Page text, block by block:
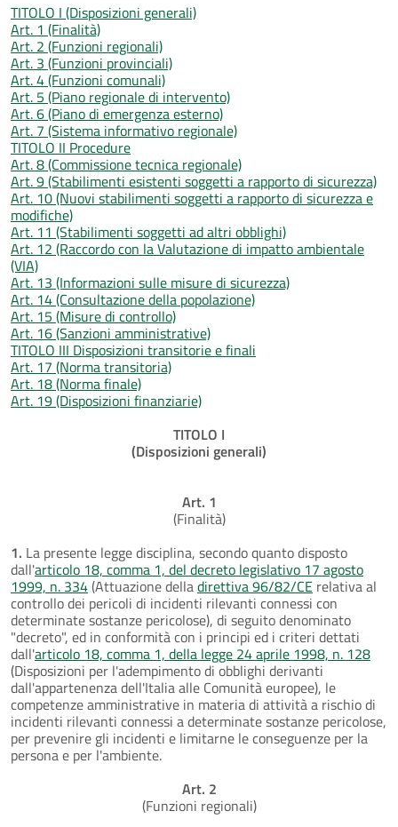
TITOLO I (Disposizioni generali)
Art. 1 (Finalità)
Art. 2 (Funzioni regionali)
Art. 3 (Funzioni provinciali)
Art. 4 (Funzioni comunali)
Art. 5 (Piano regionale di intervento)
Art. 6 (Piano di emergenza esterno)
Art. 7 (Sistema informativo regionale)
TITOLO II Procedure
Art. 8 (Commissione tecnica regionale)
Art. 9 (Stabilimenti esistenti soggetti a rapporto di sicurezza)
Art. 10 (Nuovi stabilimenti soggetti a rapporto di sicurezza e
modifiche)
Art. 11 (Stabilimenti soggetti ad altri obblighi)
Art. 12 (Raccordo con la Valutazione di impatto ambientale
(VIA)
Art. 13 (Informazioni sulle misure di sicurezza)
Art. 14 (Consultazione della popolazione)
Art. 15 (Misure di controllo)
Art. 16 (Sanzioni amministrative)
TITOLO III Disposizioni transitorie e finali
Art. 17 (Norma transitoria)
Art. 18 (Norma finale)
Art. 19 (Disposizioni finanziarie)
TITOLO I
(Disposizioni generali)
Art. 1
(Finalità)
1. La presente legge disciplina, secondo quanto disposto
dall'articolo 18, comma 1, del decreto legislativo 17 agosto
1999, n. 334(Attuazione delladirettiva 96/82/CE relativa al
controllo dei pericoli di incidenti rilevanti connessi con
determinate sostanze pericolose), di seguito denominato
"decreto", ed in conformità con i principi ed i criteri dettati
dall'articolo 18, comma 1, della legge 24 aprile 1998, n. 128
(Disposizioni per l'adempimento di obblighi derivanti
dall'appartenenza dell'Italia alle Comunità europee), le
competenze amministrative in materia di attività a rischio di
incidenti rilevanti connessi a determinate sostanze pericolose,
per prevenire gli incidenti e limitarne le conseguenze per la
persona e per l'ambiente.
Art. 2
(Funzioni regionali)